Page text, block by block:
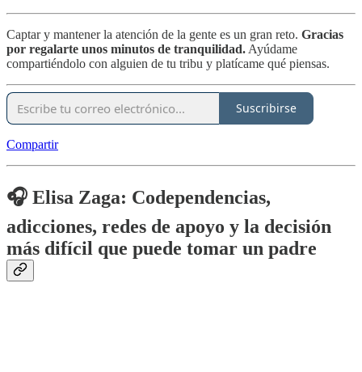
Captar y mantener la atención de la gente es un gran reto. Gracias
por regalarte unos minutos de tranquilidad. Ayúdame
compartiéndolo con alguien de tu tribu y platícame qué piensas.
Suscribirse
Compartir
🎧 Elisa Zaga: Codependencias,
adicciones, redes de apoyo y la decisión
más difícil que puede tomar un padre